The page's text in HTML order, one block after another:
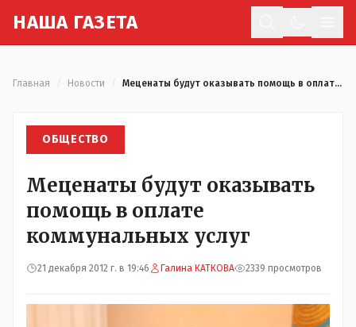
НАША ГАЗЕТА
Главная Новости Меценаты будут оказывать помощь в оплате коммунальных услуг
ОБЩЕСТВО
Меценаты будут оказывать
помощь в оплате
коммунальных услуг
21 декабря 2012 г. в 19:46 Галина КАТКОВА 2339 просмотров